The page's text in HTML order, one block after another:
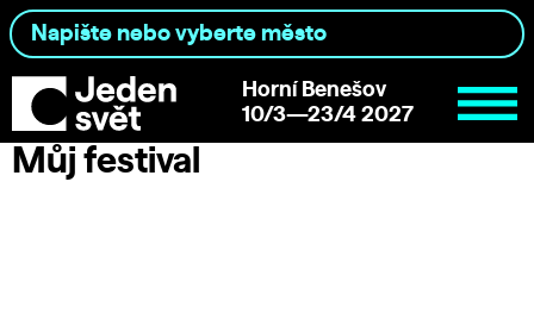
Horní Benešov
10/3—23/4 2027
Můj festival